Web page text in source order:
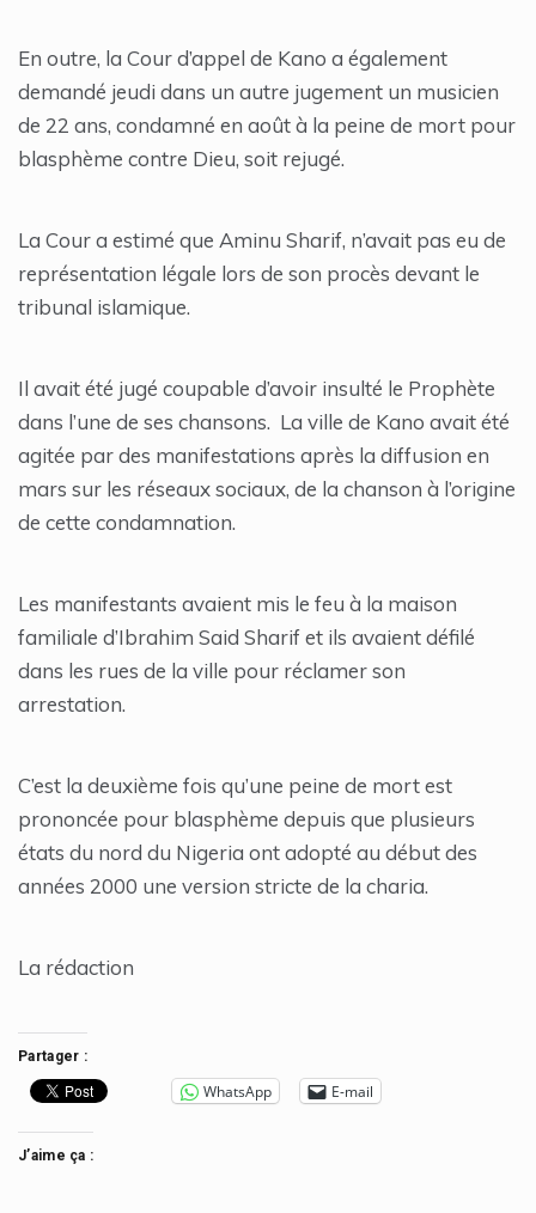
En outre, la Cour d’appel de Kano a également
demandé jeudi dans un autre jugement un musicien
de 22 ans, condamné en août à la peine de mort pour
blasphème contre Dieu, soit rejugé.
La Cour a estimé que Aminu Sharif, n’avait pas eu de
représentation légale lors de son procès devant le
tribunal islamique.
Il avait été jugé coupable d’avoir insulté le Prophète
dans l’une de ses chansons. La ville de Kano avait été
agitée par des manifestations après la diffusion en
mars sur les réseaux sociaux, de la chanson à l’origine
de cette condamnation.
Les manifestants avaient mis le feu à la maison
familiale d’Ibrahim Said Sharif et ils avaient défilé
dans les rues de la ville pour réclamer son
arrestation.
C’est la deuxième fois qu’une peine de mort est
prononcée pour blasphème depuis que plusieurs
états du nord du Nigeria ont adopté au début des
années 2000 une version stricte de la charia.
La rédaction
Partager :
WhatsApp E-mail
J’aime ça :